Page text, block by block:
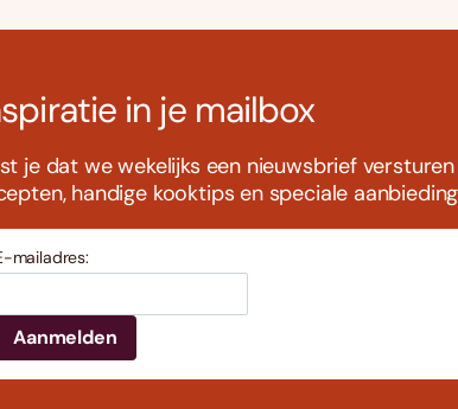
in je mailbox
je dat we wekelijks een nieuwsbrief
handige kooktips en speciale
mailadres: